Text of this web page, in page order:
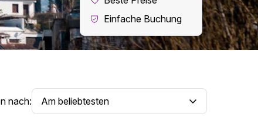
Einfache Buchung
nach: